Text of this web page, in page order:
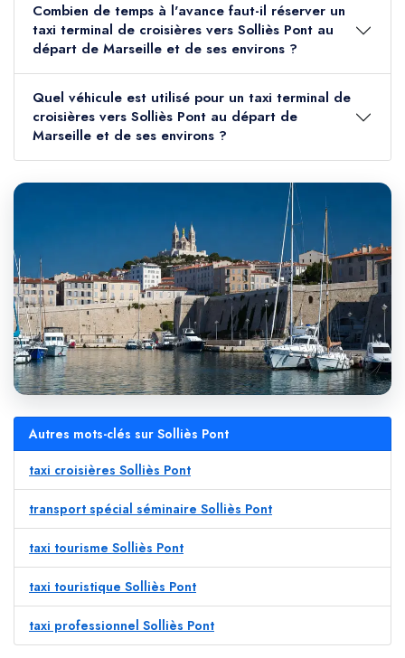
Combien de temps à l'avance faut-il réserver un
taxi terminal de croisières vers Solliès Pont au
départ de Marseille et de ses environs ?
Quel véhicule est utilisé pour un taxi terminal de
croisières vers Solliès Pont au départ de
Marseille et de ses environs ?
Autres mots-clés sur Solliès Pont
taxi croisières Solliès Pont
transport spécial séminaire Solliès Pont
taxi tourisme Solliès Pont
taxi touristique Solliès Pont
taxi professionnel Solliès Pont